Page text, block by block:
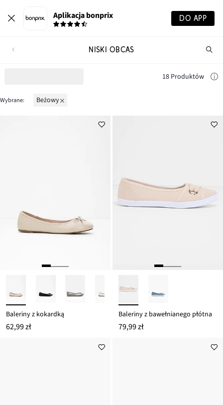
Aplikacja bonprix DO APP
NISKI OBCAS
18 Produktów
Wybrane: beżowy
Baleriny z kokardką
62,99 zł
Baleriny z bawełnianego płótna
79,99 zł